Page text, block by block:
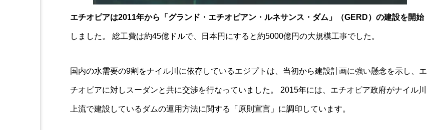
エチオピアは2011年から「グランド・エチオピアン・ルネサンス・ダム」（GERD）の建設を開始
しました。 総工費は約45億ドルで、日本円にすると約5000億円の大規模工事でした。
国内の水需要の9割をナイル川に依存しているエジプトは、当初から建設計画に強い懸念を示し、エ
チオピアに対しスーダンと共に交渉を行なっていました。 2015年には、エチオピア政府がナイル川
上流で建設しているダムの運用方法に関する「原則宣言」に調印しています。